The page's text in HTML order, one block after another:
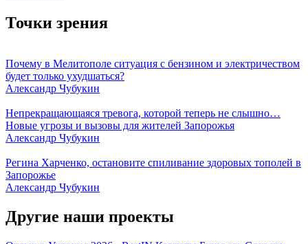
Точки зрения
Почему в Мелитополе ситуация с бензином и электричеством
будет только ухудшаться?
Александр Чубукин
Непрекращающаяся тревога, которой теперь не слышно…
Новые угрозы и вызовы для жителей Запорожья
Александр Чубукин
Регина Харченко, остановите спиливание здоровых тополей в
Запорожье
Александр Чубукин
Другие наши проекты